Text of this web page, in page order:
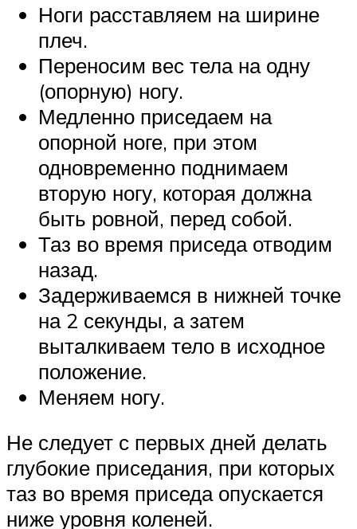
Ноги расставляем на ширине
плеч.
Переносим вес тела на одну
(опорную) ногу.
Медленно приседаем на
опорной ноге, при этом
одновременно поднимаем
вторую ногу, которая должна
быть ровной, перед собой.
Таз во время приседа отводим
назад.
Задерживаемся в нижней точке
на 2 секунды, а затем
выталкиваем тело в исходное
положение.
Меняем ногу.
Не следует с первых дней делать
глубокие приседания, при которых
таз во время приседа опускается
ниже уровня коленей.